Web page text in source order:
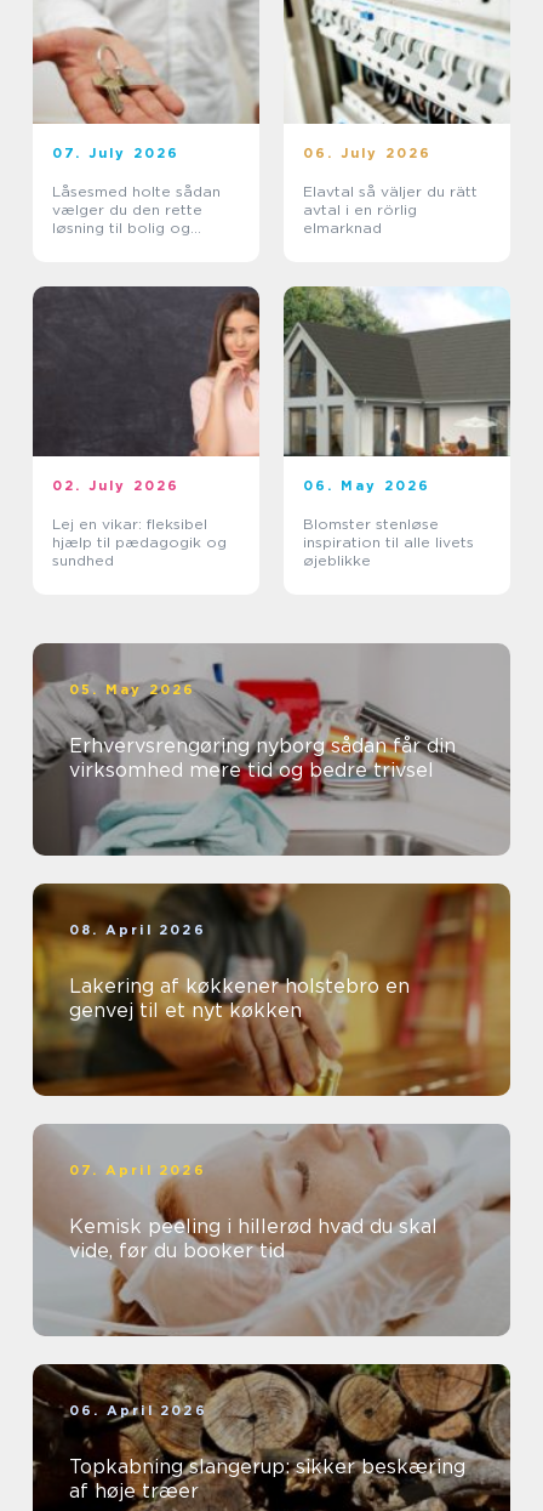
07. July 2026
Låsesmed holte sådan
vælger du den rette
løsning til bolig og
06. July 2026
Elavtal så väljer du rätt
avtal i en rörlig
elmarknad
02. July 2026
Lej en vikar: fleksibel
hjælp til pædagogik og
sundhed
06. May 2026
Blomster stenløse
inspiration til alle livets
øjeblikke
05. May 2026
Erhvervsrengøring nyborg sådan får din
virksomhed mere tid og bedre trivsel
08. April 2026
Lakering af køkkener holstebro en
genvej til et nyt køkken
07. April 2026
Kemisk peeling i hillerød hvad du skal
vide, før du booker tid
06. April 2026
Topkabning slangerup: sikker beskæring
af høje træer